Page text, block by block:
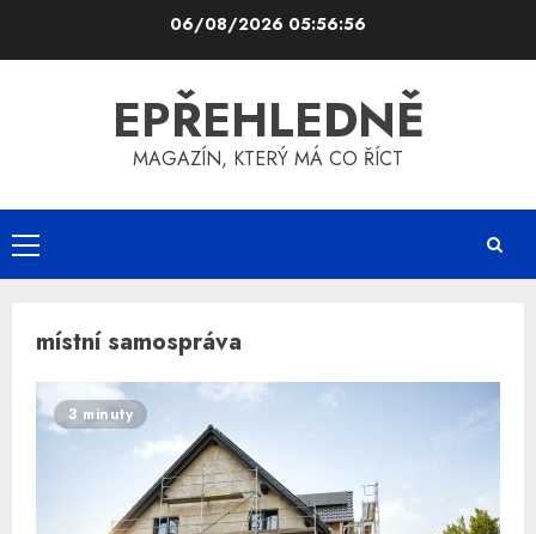
06/08/2026 05:56:56
EPŘEHLEDNĚ
MAGAZÍN, KTERÝ MÁ CO ŘÍCT
Primary
Menu
místní samospráva
3 minuty